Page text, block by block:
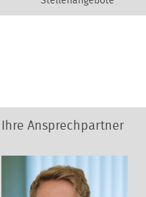
Ihre Ansprechpartner